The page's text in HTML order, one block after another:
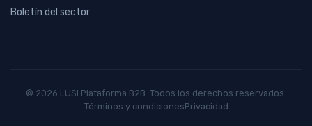
Boletín del sector
© 2026 LUSI Plataforma B2B. Todos los derechos reservados.
Términos y condicionesPrivacidad